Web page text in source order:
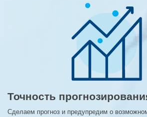
Точность
Сделаем прогноз и предупредим о